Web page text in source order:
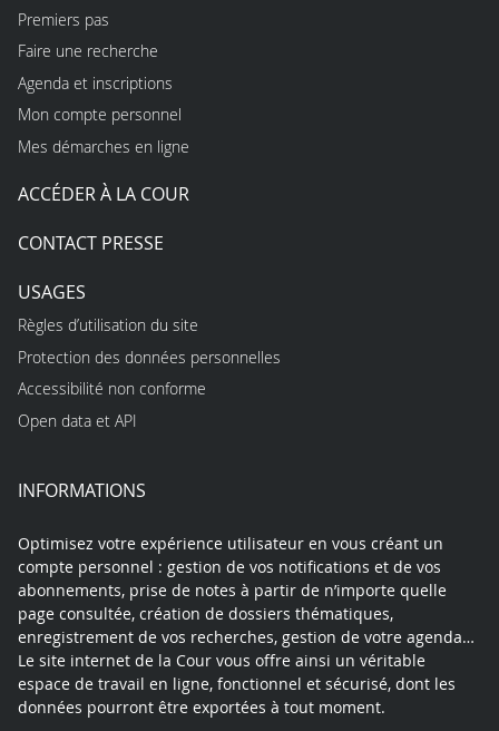
Premiers pas
Faire une recherche
Agenda et inscriptions
Mon compte personnel
Mes démarches en ligne
ACCÉDER À LA COUR
CONTACT PRESSE
USAGES
Règles d’utilisation du site
Protection des données personnelles
Accessibilité non conforme
Open data et API
INFORMATIONS
Optimisez votre expérience utilisateur en vous créant un
compte personnel : gestion de vos notifications et de vos
abonnements, prise de notes à partir de n’importe quelle
page consultée, création de dossiers thématiques,
enregistrement de vos recherches, gestion de votre agenda…
Le site internet de la Cour vous offre ainsi un véritable
espace de travail en ligne, fonctionnel et sécurisé, dont les
données pourront être exportées à tout moment.